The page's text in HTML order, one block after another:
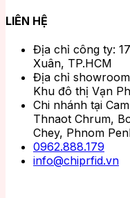
LIÊN HỆ
Địa chỉ công ty:
Xuân, TP.HCM
Địa chỉ
Khu đô thị Vạn
Chi nhánh tại
Thnaot Chrum,
Chey, Phnom
0962.888.179
info@chiprfid.vn